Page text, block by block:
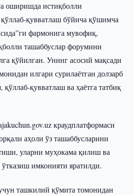
оширишда истиқболли
қувватлаш бўйича қўшимча
фармонига мувофиқ,
ташаббуслар форумини
қўйилган. Унинг асосий мақсади
илгари сурилаётган долзарб
қувватлаш ва ҳаётга татбиқ
краудплатформаси
аҳоли ўз ташаббусларини
уларни муҳокама қилиш ва
имконияти яратилди.
ташкилий қўмита томонидан